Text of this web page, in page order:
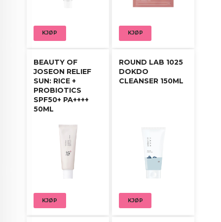
KJØP KJØP
BEAUTY OF
JOSEON RELIEF
SUN: RICE +
PROBIOTICS
SPF50+ PA++++
50ML
KJØP
ROUND LAB 1025
DOKDO
CLEANSER 150ML
KJØP